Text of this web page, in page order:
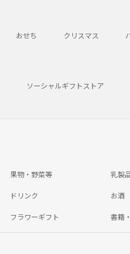
おせち クリスマス
ソーシャルギフトストア
果物・野菜等 乳製
ドリンク お酒
フラワーギフト 書籍